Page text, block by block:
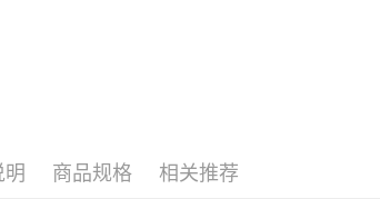
明 商品规格 相关推荐